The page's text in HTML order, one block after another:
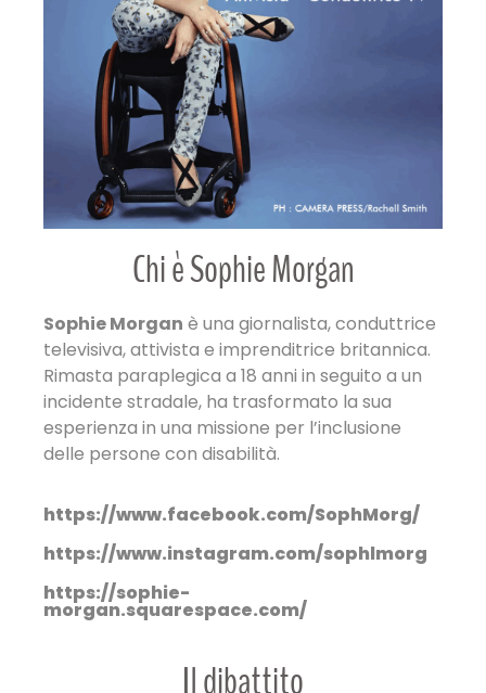
Chi è Sophie Morgan
Sophie Morgan è una giornalista, conduttrice
televisiva, attivista e imprenditrice britannica.
Rimasta paraplegica a 18 anni in seguito a un
incidente stradale, ha trasformato la sua
esperienza in una missione per l’inclusione
delle persone con disabilità.
https://www.facebook.com/SophMorg/
https://www.instagram.com/sophlmorg
https://sophie-
morgan.squarespace.com/
Il dibattito